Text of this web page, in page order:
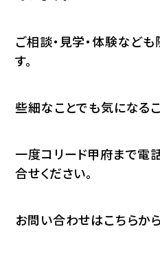
ご相談・見学・体験など
す。
些細なことでも気になる
一度コリード甲府まで電
合せください。
お問い合わせはこちらか